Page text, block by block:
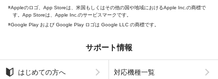
Appleのロゴ、App Storeは、米国もしくはその他の国や地域におけるApple Inc.の商標で
す。App Storeは、Apple Inc.のサービスマークです。
Google Play および Google Play ロゴは Google LLC の商標です。
サポート情報
はじめての方へ 対応機種一覧